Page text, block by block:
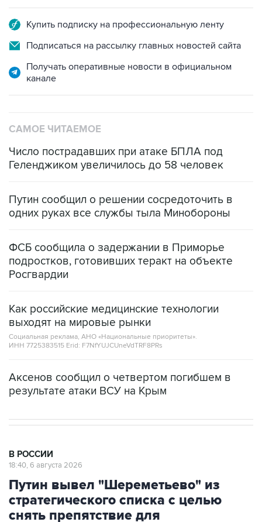
Купить подписку на профессиональную ленту
Подписаться на рассылку главных новостей сайта
Получать оперативные новости в официальном
канале
САМОЕ ЧИТАЕМОЕ
Число пострадавших при атаке БПЛА под
Геленджиком увеличилось до 58 человек
Путин сообщил о решении сосредоточить в
одних руках все службы тыла Минобороны
ФСБ сообщила о задержании в Приморье
подростков, готовивших теракт на объекте
Росгвардии
Как российские медицинские технологии
выходят на мировые рынки
Социальная реклама, АНО «Национальные приоритеты».
ИНН 7725383515 Erid: F7NfYUJCUneVdTRF8PRs
Аксенов сообщил о четвертом погибшем в
результате атаки ВСУ на Крым
В РОССИИ
18:40, 6 августа 2026
Путин вывел "Шереметьево" из
стратегического списка с целью
снять препятствие для